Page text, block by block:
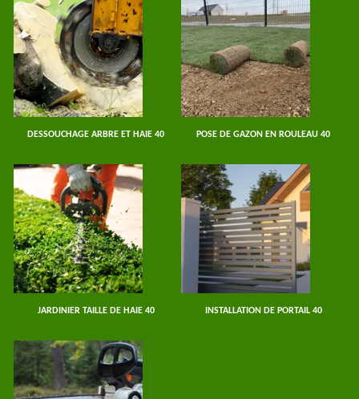
DESSOUCHAGE ARBRE ET HAIE 40 POSE DE GAZON EN ROULEAU 40
JARDINIER TAILLE DE HAIE 40 INSTALLATION DE PORTAIL 40